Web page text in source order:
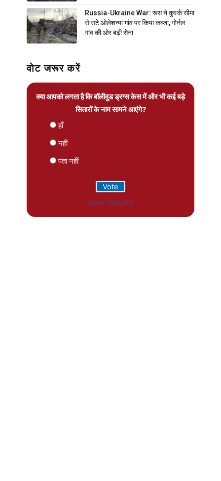
Russia-Ukraine War: रूस ने कुर्स्क सीमा
से सटे ओलेशन्या गांव पर किया कब्जा, गोर्नल
गांव की ओर बढ़ी सेना
वोट जरूर करें
क्या आपको लगता है कि बॉलीवुड ड्रग्स केस में और भी कई बड़े
सितारों के नाम सामने आएंगे?
हाँ
नहीं
पता नहीं
View Results